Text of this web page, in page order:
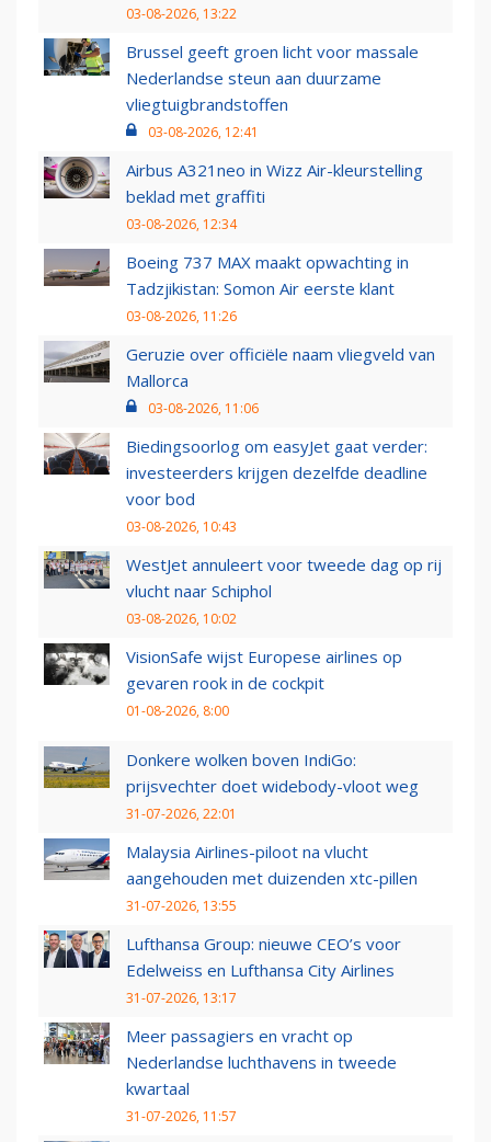
03-08-2026, 13:22
Brussel geeft groen licht voor massale
Nederlandse steun aan duurzame
vliegtuigbrandstoffen
03-08-2026, 12:41
Airbus A321neo in Wizz Air-kleurstelling
beklad met graffiti
03-08-2026, 12:34
Boeing 737 MAX maakt opwachting in
Tadzjikistan: Somon Air eerste klant
03-08-2026, 11:26
Geruzie over officiële naam vliegveld van
Mallorca
03-08-2026, 11:06
Biedingsoorlog om easyJet gaat verder:
investeerders krijgen dezelfde deadline
voor bod
03-08-2026, 10:43
WestJet annuleert voor tweede dag op rij
vlucht naar Schiphol
03-08-2026, 10:02
VisionSafe wijst Europese airlines op
gevaren rook in de cockpit
01-08-2026, 8:00
Donkere wolken boven IndiGo:
prijsvechter doet widebody-vloot weg
31-07-2026, 22:01
Malaysia Airlines-piloot na vlucht
aangehouden met duizenden xtc-pillen
31-07-2026, 13:55
Lufthansa Group: nieuwe CEO’s voor
Edelweiss en Lufthansa City Airlines
31-07-2026, 13:17
Meer passagiers en vracht op
Nederlandse luchthavens in tweede
kwartaal
31-07-2026, 11:57